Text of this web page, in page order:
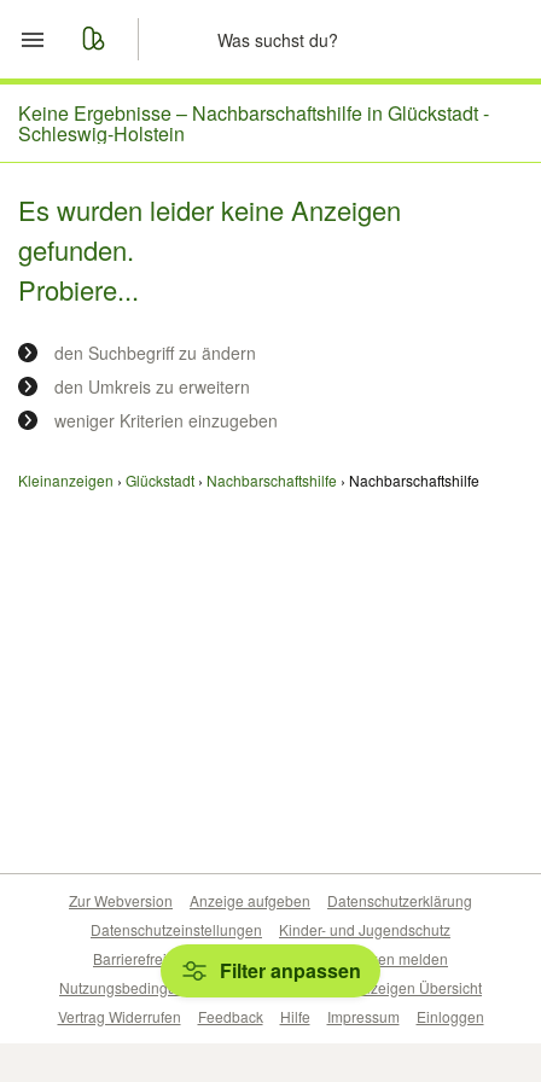
Start
Merkliste
Nachrichten
Anzeige aufgeben
Keine Ergebnisse – Nachbarschaftshilfe in Glückstadt -
Schleswig-Holstein
Es wurden leider keine Anzeigen
gefunden.
Probiere...
den Suchbegriff zu ändern
den Umkreis zu erweitern
weniger Kriterien einzugeben
Kleinanzeigen Glückstadt Nachbarschaftshilfe Nachbarschaftshilfe
Filter anpassen
Zur Webversion Anzeige aufgeben
Datenschutzerklärung
Datenschutzeinstellungen
Kinder- und Jugendschutz
Barrierefreiheitserklärung
Sicherheitslücken melden
Nutzungsbedingungen
Beliebte Suchen
Anzeigen Übersicht
Vertrag Widerrufen
Feedback Hilfe Impressum Einloggen